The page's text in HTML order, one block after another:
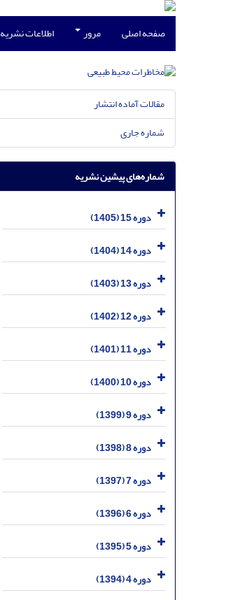
صفحه اصلی مرور اطلاعات نشریه
مقالات آماده انتشار
شماره جاری
شماره‌های پیشین نشریه
دوره 15 (1405)
دوره 14 (1404)
دوره 13 (1403)
دوره 12 (1402)
دوره 11 (1401)
دوره 10 (1400)
دوره 9 (1399)
دوره 8 (1398)
دوره 7 (1397)
دوره 6 (1396)
دوره 5 (1395)
دوره 4 (1394)